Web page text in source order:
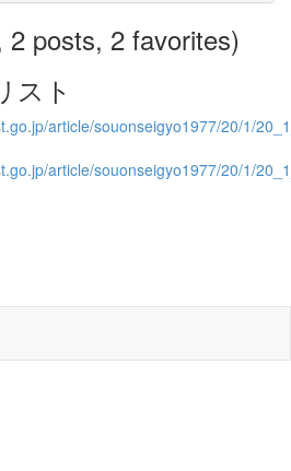
2 posts, 2 favorites)
スト
article/souonseigyo1977/20/1/
article/souonseigyo1977/20/1/